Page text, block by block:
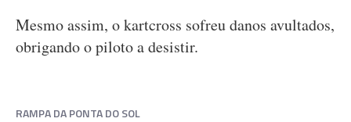
Mesmo assim, o kartcross sofreu danos avultados,
obrigando o piloto a desistir.
RAMPA DA PONTA DO SOL